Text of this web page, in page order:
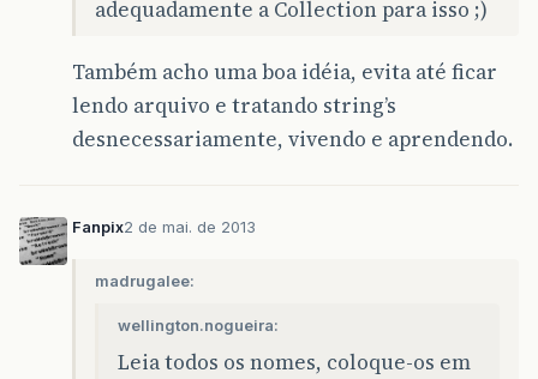
adequadamente a Collection para isso ;)
Também acho uma boa idéia, evita até ficar
lendo arquivo e tratando string’s
desnecessariamente, vivendo e aprendendo.
Fanpix2 de mai. de 2013
madrugalee:
wellington.nogueira:
Leia todos os nomes, coloque-os em